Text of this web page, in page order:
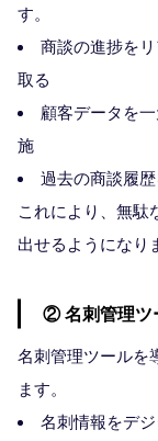
す。
商談の進捗を
取る
顧客データを
施
過去の商談履
これにより、無駄
出せるようになり
② 名刺管理ツ
名刺管理ツールを
ます。
名刺情報をデ